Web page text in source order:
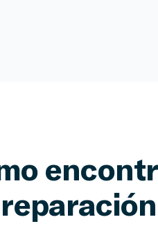
reparación